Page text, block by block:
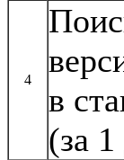
4
в
(за